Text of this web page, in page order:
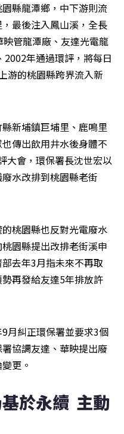
縣龍潭鄉，中下游則流
最後注入鳳山溪，全長
管龍潭廠、友達光電龍
年通過環評，將每日
游的桃園縣跨界流入新
新埔鎮巨埔里、鹿鳴里
傳出飲用井水後身體不
大會，環保署長沈世宏以
水改排到桃園縣老街
桃園縣也反對光電廢水
園縣提出改排老街溪申
去年3月指未來不再取
再發給友達5年排放許
月糾正環保署並要求3個
協調友達、華映提出廢
更。
於永續  主動